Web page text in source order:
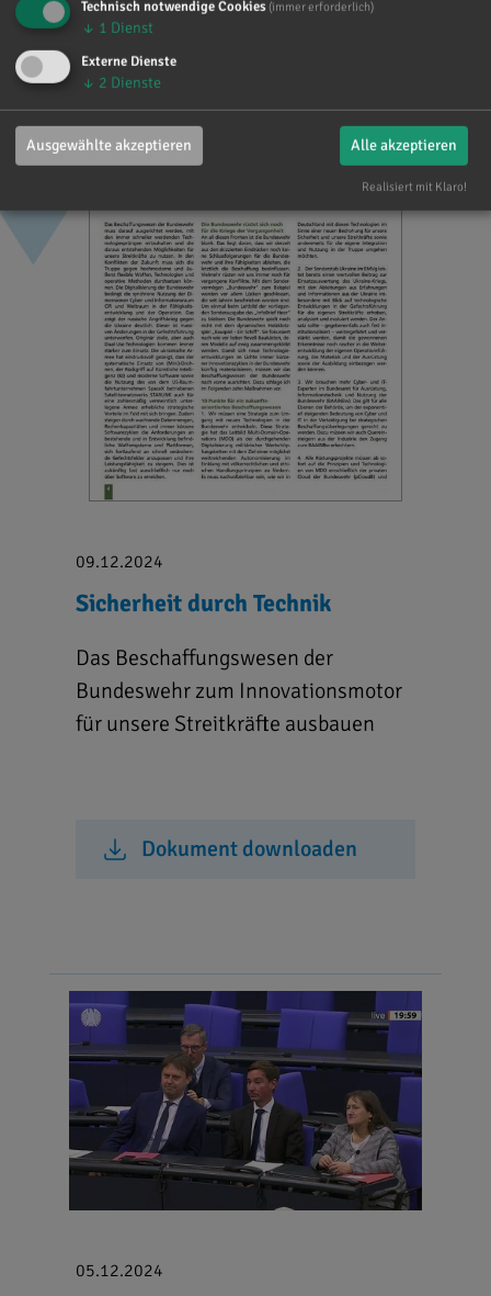
09.12.2024
Sicherheit durch Technik
Das Beschaffungswesen der
Bundeswehr zum Innovationsmotor
für unsere Streitkräfte ausbauen
Dokument downloaden
05.12.2024
Technisch notwendige Cookies (immer erforderlich)
↓ 1 Dienst
Externe Dienste
↓ 2 Dienste
Ausgewählte akzeptieren Alle akzeptieren
Realisiert mit Klaro!